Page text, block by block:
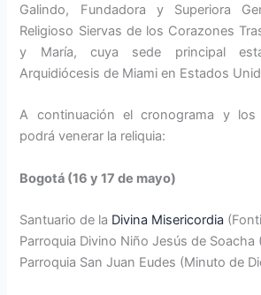
Galindo, Fundadora y Superiora
Religioso Siervas de los Corazones
y María, cuya sede principal
Arquidiócesis de Miami en Estados
A continuación el cronograma y
podrá venerar la reliquia:
Bogotá (16 y 17 de mayo)
Santuario de la Divina Misericordia
Parroquia Divino Niño Jesús de Soacha
Parroquia San Juan Eudes (Minuto de